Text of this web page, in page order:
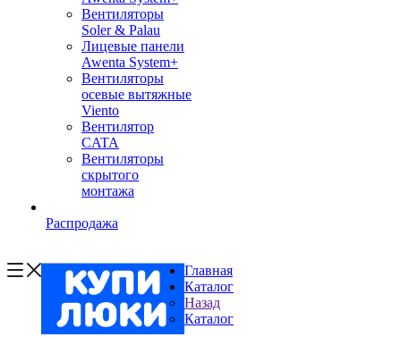
Вентиляторы
Soler & Palau
Лицевые панели
Awenta System+
Вентиляторы
осевые вытяжные
Viento
Вентилятор
CATA
Вентиляторы
скрытого
монтажа
Распродажа
Главная
Каталог
Назад
Каталог